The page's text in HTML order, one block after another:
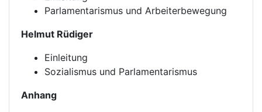
Parlamentarismus und Arbeiterbewegung
Helmut Rüdiger
Einleitung
Sozialismus und Parlamentarismus
Anhang